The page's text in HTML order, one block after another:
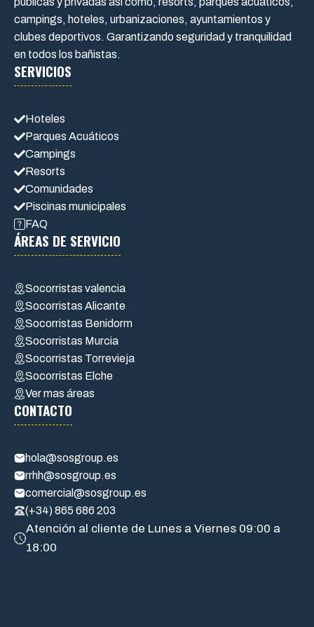
campings, hoteles, urbanizaciones, ayuntamientos y
clubes deportivos. Garantizando seguridad y tranquilidad
en todos los bañistas.
SERVICIOS
Hoteles
Parques Acuáticos
Campings
Resorts
Comunidades
Piscinas municipales
FAQ
ÁREAS DE SERVICIO
Socorristas valencia
Socorristas Alicante
Socorristas Benidorm
Socorristas Murcia
Socorristas Torrevieja
Socorristas Elche
Ver mas áreas
CONTACTO
hola@sosgroup.es
rrhh@sosgroup.es
comercial@sosgroup.es
(+34) 865 686 203
Atención al cliente de Lunes a Viernes 09:00 a
18:00